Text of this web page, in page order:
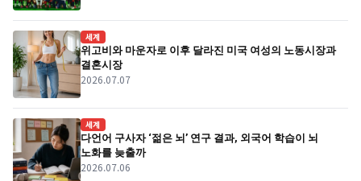
세계
위고비와 마운자로 이후 달라진 미국 여성의 노동시장과
결혼시장
2026.07.07
세계
다언어 구사자 ‘젊은 뇌’ 연구 결과, 외국어 학습이 뇌
노화를 늦출까
2026.07.06